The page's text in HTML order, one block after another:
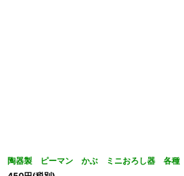
陶器製 ピーマン かぶ ミニおろし器 各種